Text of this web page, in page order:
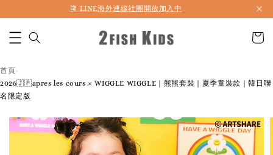
🎏 LINE海外連線社團開放加入中
首頁›
2026🇯🇵apres les cours × WIGGLE WIGGLE｜熊熊套裝｜夏季童裝款｜韓日聯
名限定版